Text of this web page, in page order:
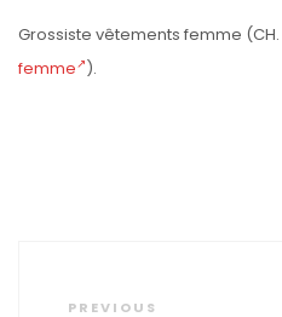
Grossiste vêtements femme (CH.
femme ).
Previous
PREVIOUS